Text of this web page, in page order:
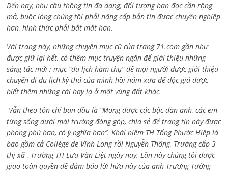
Đến nay, nhu cầu thông tin đa dạng, đối tượng bạn đọc cần rộng
mở, buộc lòng chúng tôi phải nâng cấp bản tin được chuyên nghiệp
hơn, hình thức phải bắt mắt hơn.
Với trang này, những chuyên mục cũ của trang 71.com gần như
được giữ lại hết, có thêm mục truyện ngắn để giới thiệu những
sáng tác mới ; mục “du lịch hàm thụ” để mọi người được giới thiệu
chuyến đi du lịch kỳ thú của mình hồi năm xưa để độc giả được
biết thêm những cái hay lạ ở một vùng đất khác.
Vẫn theo tôn chỉ ban đầu là “Mong được các bậc đàn anh, các em
từng sống dưới mái trường đóng góp, chia sẻ để trang tin này được
phong phú hơn, có ý nghĩa hơn”. Khái niệm TH Tống Phước Hiệp là
bao gồm cả Collège de Vinh Long rồi Nguyễn Thông, Trường cấp 3
thị xã , Trường TH Lưu Văn Liệt ngày nay. Lần này chúng tôi được
giao toàn quyền để đảm bảo lời hứa này của anh Trương Tường